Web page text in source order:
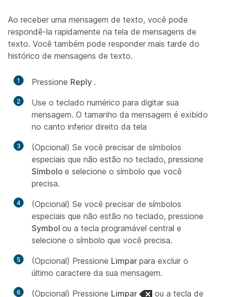
Ao receber uma mensagem de texto, você pode
respondê-la rapidamente na tela de mensagens de
texto. Você também pode responder mais tarde do
histórico de mensagens de texto.
1 Pressione Reply .
2
Use o teclado numérico para digitar sua
mensagem. O tamanho da mensagem é exibido
no canto inferior direito da tela
3
(Opcional) Se você precisar de símbolos
especiais que não estão no teclado, pressione
Símbolo e selecione o símbolo que você
precisa.
4
(Opcional) Se você precisar de símbolos
especiais que não estão no teclado, pressione
Symbol ou a tecla programável central e
selecione o símbolo que você precisa.
5 (Opcional) Pressione Limpar para excluir o
último caractere da sua mensagem.
6 (Opcional) Pressione Limpar ou a tecla de